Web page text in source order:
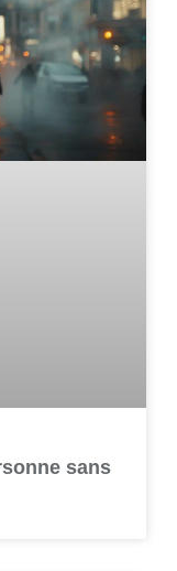
sans